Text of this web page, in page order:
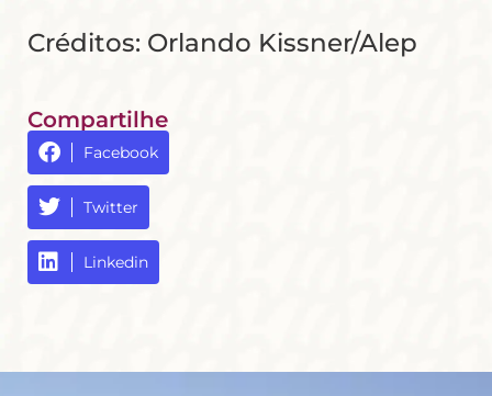
Créditos: Orlando Kissner/Alep
Compartilhe
Facebook
Twitter
Linkedin